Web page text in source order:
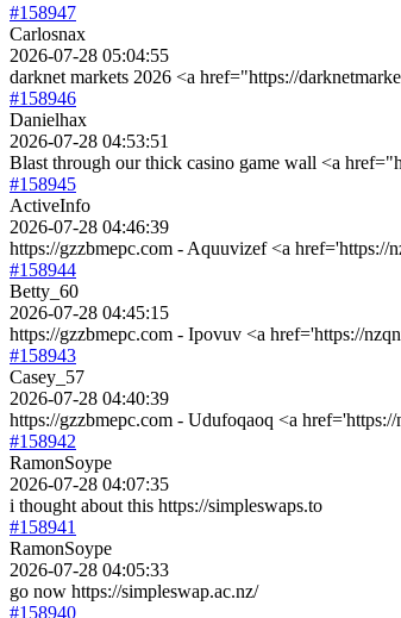
#158947
Carlosnax
2026-07-28 05:04:55
darknet markets 2026 <a href="https://
#158946
Danielhax
2026-07-28 04:53:51
Blast through our thick casino game wall <a
#158945
ActiveInfo
2026-07-28 04:46:39
https://gzzbmepc.com - Aquuvizef <a
#158944
Betty_60
2026-07-28 04:45:15
https://gzzbmepc.com - Ipovuv <a href='https://
#158943
Casey_57
2026-07-28 04:40:39
https://gzzbmepc.com - Udufoqaoq <a
#158942
RamonSoype
2026-07-28 04:07:35
i thought about this https://simpleswaps.to
#158941
RamonSoype
2026-07-28 04:05:33
go now https://simpleswap.ac.nz/
#158940